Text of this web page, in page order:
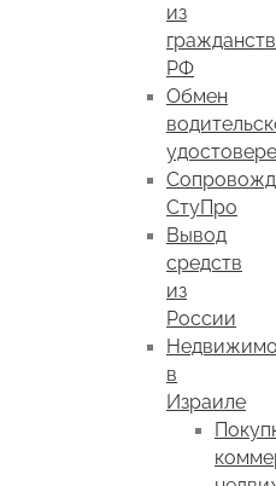
из
РФ
Обмен
СтуПро
Вывод
средств
из
России
в
Израиле